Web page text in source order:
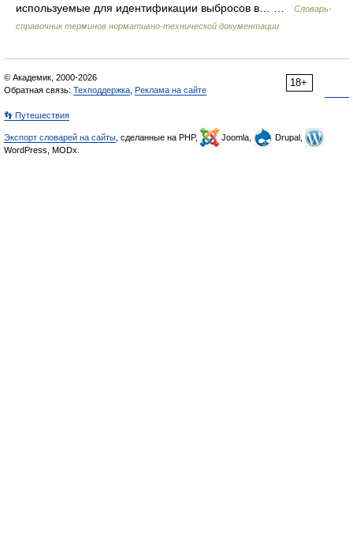
используемые для идентификации выбросов в… …
Словарь-
справочник терминов нормативно-технической документации
18+
© Академик, 2000-2026
Обратная связь: Техподдержка Реклама на сайте
👣 Путешествия
Экспорт словарей на сайты , сделанные на PHP, Joomla,
Drupal,
WordPress, MODx.